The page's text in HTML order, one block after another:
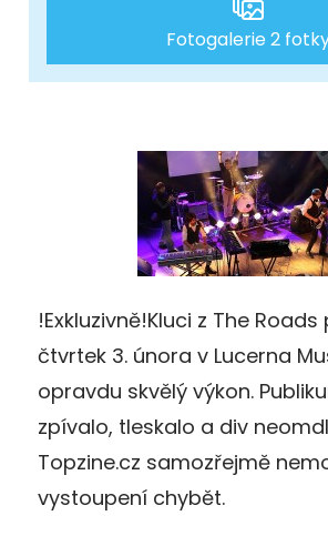
Fotogalerie 2
!Exkluzivně!Kluci z The
čtvrtek 3. února v Lucerna
opravdu skvělý výkon.
zpívalo, tleskalo a div
Topzine.cz samozřejmě
vystoupení chybět.